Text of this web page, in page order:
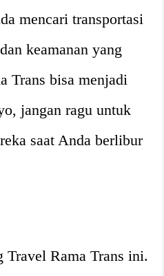
mencari transportasi
keamanan yang
Trans bisa menjadi
jangan ragu untuk
saat Anda berlibur
Travel Rama Trans ini.